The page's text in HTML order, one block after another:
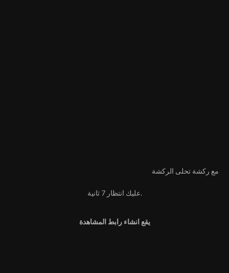
مع ركشة تحلى الركشة
عليك انتظار 6 ثانية.
يقع انشاء رابط المشاهدة